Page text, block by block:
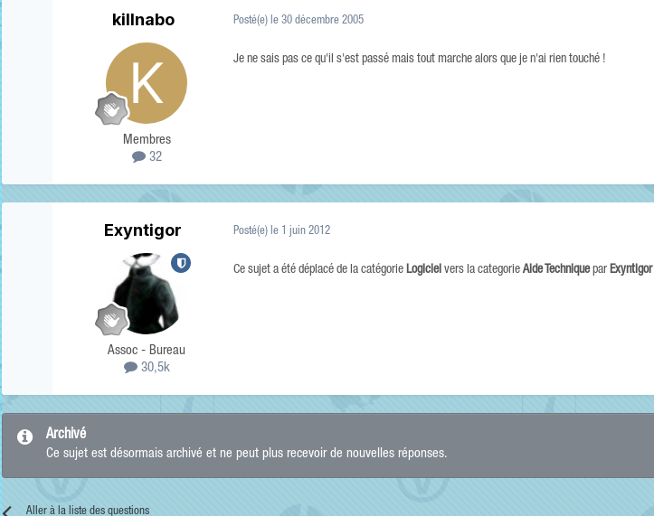
killnabo
Membres
32
Posté(e)le 30 décembre 2005
Je ne sais pas ce qu'il s'est passé mais tout marche alors que je n'ai rien touché !
Exyntigor
Assoc - Bureau
30,5k
Posté(e)le 1 juin 2012
Ce sujet a été déplacé de la catégorieLogiciel vers la categorieAide TechniqueparExyntigor
Archivé
Ce sujet est désormais archivé et ne peut plus recevoir de nouvelles réponses.
Aller à la liste des questions